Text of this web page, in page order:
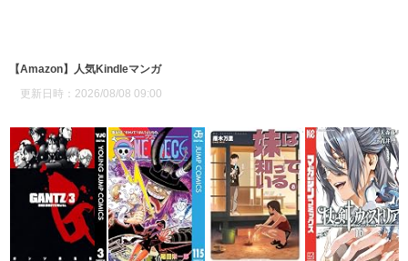
【Amazon】人気Kindleマンガ
更新日時：2026/08/08 09:00